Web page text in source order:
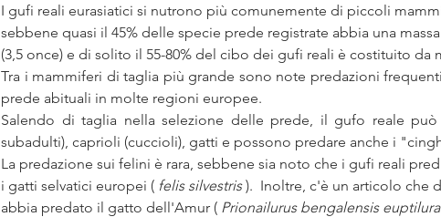
I gufi reali eurasiatici si nutrono più comunemente di piccoli
sebbene quasi il 45% delle specie prede registrate abbia una
(3,5 once) e di solito il 55-80% del cibo dei gufi reali è costituito da
Tra i mammiferi di taglia più grande sono note predazioni
prede abituali in molte regioni europee.
Salendo di taglia nella selezione delle prede, il gufo reale
subadulti), caprioli (cuccioli), gatti e possono predare anche i
La predazione sui felini è rara, sebbene sia noto che i gufi reali
i gatti selvatici europei ( felis silvestris ).  Inoltre, c'è un articolo che
abbia predato il gatto dell'Amur ( Prionailurus bengalensis euptilura